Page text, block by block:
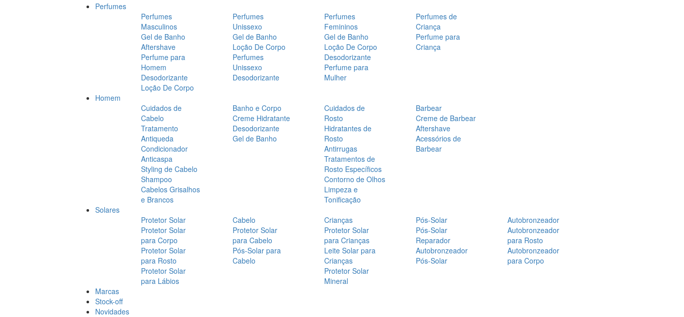
Perfumes
Perfumes
Masculinos
Gel de Banho
Aftershave
Perfume para
Homem
Desodorizante
Loção De Corpo
Perfumes
Unissexo
Gel de Banho
Loção De Corpo
Perfumes
Unissexo
Desodorizante
Perfumes
Femininos
Gel de Banho
Loção De Corpo
Desodorizante
Perfume para
Mulher
Perfumes de
Criança
Perfume para
Criança
Homem
Cuidados de
Cabelo
Tratamento
Antiqueda
Condicionador
Anticaspa
Styling de Cabelo
Shampoo
Cabelos Grisalhos
e Brancos
Banho e Corpo
Creme Hidratante
Desodorizante
Gel de Banho
Cuidados de
Rosto
Hidratantes de
Rosto
Antirrugas
Tratamentos de
Rosto Específicos
Contorno de Olhos
Limpeza e
Tonificação
Barbear
Creme de Barbear
Aftershave
Acessórios de
Barbear
Solares
Protetor Solar
Protetor Solar
para Corpo
Protetor Solar
para Rosto
Protetor Solar
para Lábios
Cabelo
Protetor Solar
para Cabelo
Pós-Solar para
Cabelo
Crianças
Protetor Solar
para Crianças
Leite Solar para
Crianças
Protetor Solar
Mineral
Pós-Solar
Pós-Solar
Reparador
Autobronzeador
Pós-Solar
Autobronzeador
Autobronzeador
para Rosto
Autobronzeador
para Corpo
Marcas
Stock-off
Novidades